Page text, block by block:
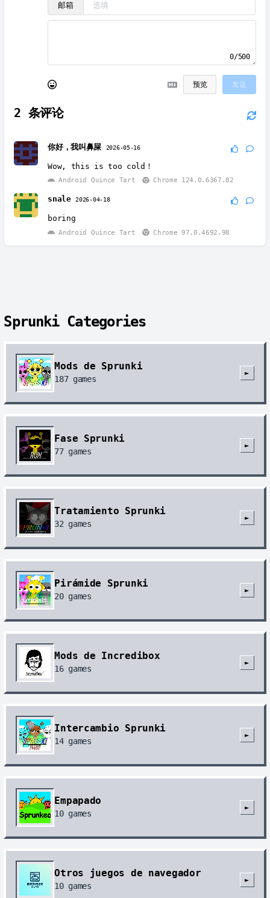
邮箱
0/500
预览 发送
2 条评论
你好，我叫鼻屎 2026-05-16
Wow, this is too cold！
Android Quince Tart Chrome 124.0.6367.82
snale 2026-04-18
boring
Android Quince Tart Chrome 97.0.4692.98
Sprunki Categories
Mods de Sprunki
187games
►
Fase Sprunki
77games
►
Tratamiento Sprunki
32 games
►
Pirámide Sprunki
20games
►
Mods de Incredibox
16games
►
Intercambio Sprunki
14games
►
Empapado
10games
►
Otros juegos de navegador
10games
►